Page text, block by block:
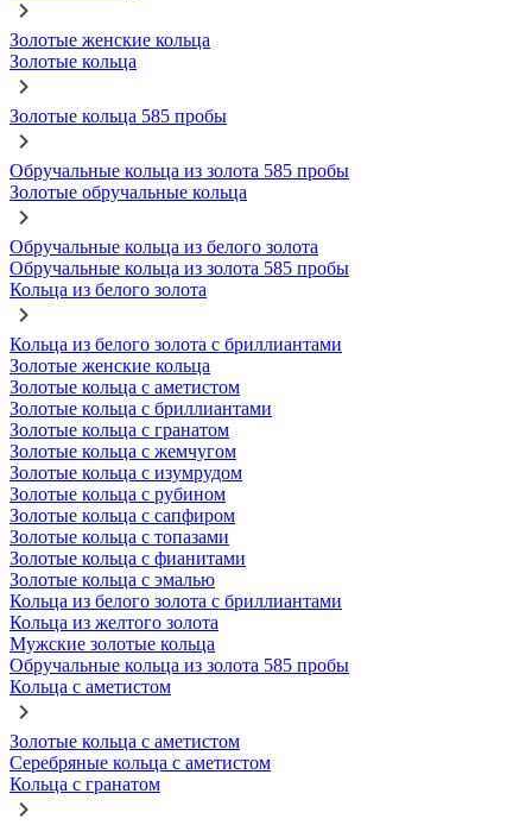
Золотые женские кольца
Золотые кольца
Золотые кольца 585 пробы
Обручальные кольца из золота 585 пробы
Золотые обручальные кольца
Обручальные кольца из белого золота
Обручальные кольца из золота 585 пробы
Кольца из белого золота
Кольца из белого золота с бриллиантами
Золотые женские кольца
Золотые кольца с аметистом
Золотые кольца с бриллиантами
Золотые кольца с гранатом
Золотые кольца с жемчугом
Золотые кольца с изумрудом
Золотые кольца с рубином
Золотые кольца с сапфиром
Золотые кольца с топазами
Золотые кольца с фианитами
Золотые кольца с эмалью
Кольца из белого золота с бриллиантами
Кольца из желтого золота
Мужские золотые кольца
Обручальные кольца из золота 585 пробы
Кольца с аметистом
Золотые кольца с аметистом
Серебряные кольца с аметистом
Кольца с гранатом